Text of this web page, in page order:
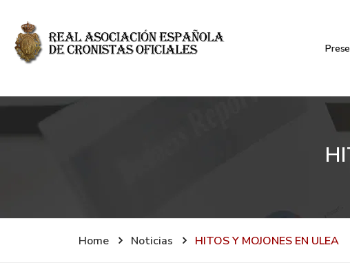
Home Noticias HITOS Y MOJONES EN ULEA